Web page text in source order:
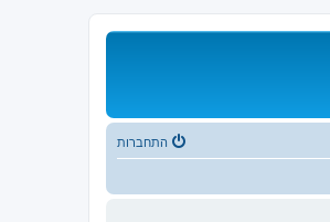
התחברות